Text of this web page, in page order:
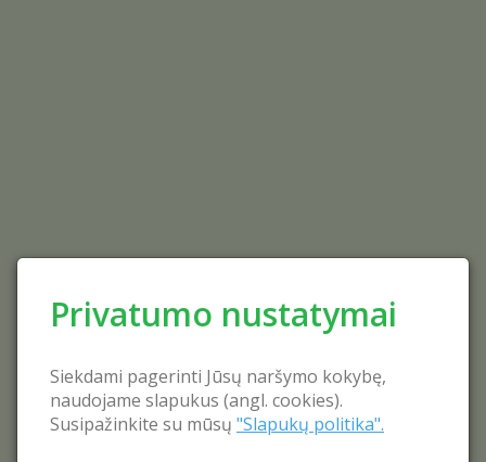
Privatumo nustatymai
Siekdami pagerinti Jūsų naršymo kokybę,
naudojame slapukus (angl. cookies).
Susipažinkite su mūsų "Slapukų politika".